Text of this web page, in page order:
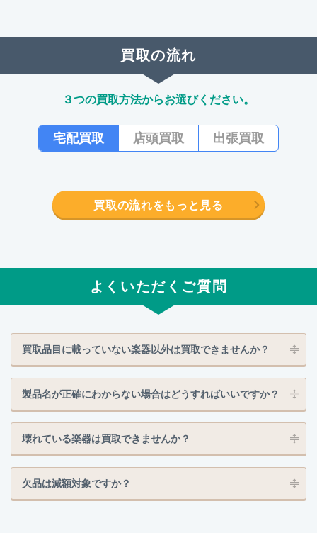
買取の流れ
３つの買取方法からお選びください。
宅配買取 店頭買取 出張買取
買取の流れをもっと見る
よくいただくご質問
買取品目に載っていない楽器以外は買取できませんか？
製品名が正確にわからない場合はどうすればいいですか？
壊れている楽器は買取できませんか？
欠品は減額対象ですか？